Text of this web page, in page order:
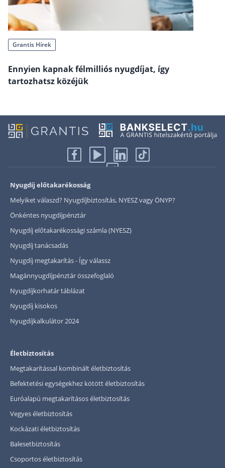
Grantis Hírek
Ennyien kapnak félmilliós nyugdíjat, így
tartozhatsz közéjük
Nyugdíj előtakarékosság
Melyiket válaszd? Nyugdíjbiztosítás, NYESZ vagy ÖNYP?
Önkéntes nyugdíjpénztár
Nyugdíj előtakarékossági számla (NYESZ)
Nyugdíj tanácsadás
Nyugdíj megtakarítás - Így válassz
Magánnyugdíjpénztár összefoglaló
Nyugdíjkorhatár táblázat
Nyugdíj kisokos
Nyugdíjkalkulátor 2024
Életbiztosítás
Megtakarítással kombinált életbiztosítás
Befektetési egységekhez kötött életbiztosítás
Euróalapú megtakarításos életbiztosítás
Vegyes életbiztosítás
Kockázati életbiztosítás
Balesetbiztosítás
Csoportos életbiztosítás